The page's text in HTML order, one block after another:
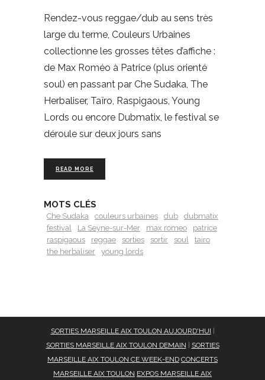
Rendez-vous reggae/dub au sens très
large du terme, Couleurs Urbaines
collectionne les grosses têtes d’affiche :
de Max Roméo à Patrice (plus orienté
soul) en passant par Che Sudaka, The
Herbaliser, Taïro, Raspigaous, Young
Lords ou encore Dubmatix, le festival se
déroule sur deux jours sans
READ MORE
MOTS CLÉS
Che Sudaka couleurs urbaines dub
dubmatix
festival
La Seyne-sur-Mer max romeo
patrice
raspigaous
reggae sorties sortir soul
tairo
the herbaliser
young lords
SORTIES MARSEILLE AIX TOULON AUJOURD'HUI
SORTIES MARSEILLE AIX TOULON DEMAIN
SORTIES
MARSEILLE AIX TOULON CE WEEK-END CONCERTS
MARSEILLE AIX TOULON EXPOS MARSEILLE AIX